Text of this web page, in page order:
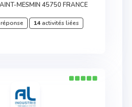
MESMIN 45750 FRANCE
14activités liées